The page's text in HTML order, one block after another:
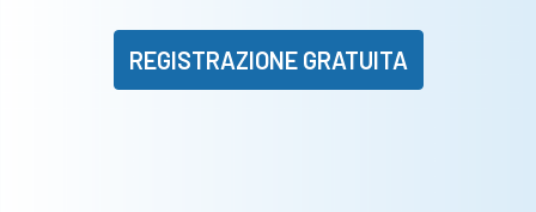
REGISTRAZIONE GRATUITA